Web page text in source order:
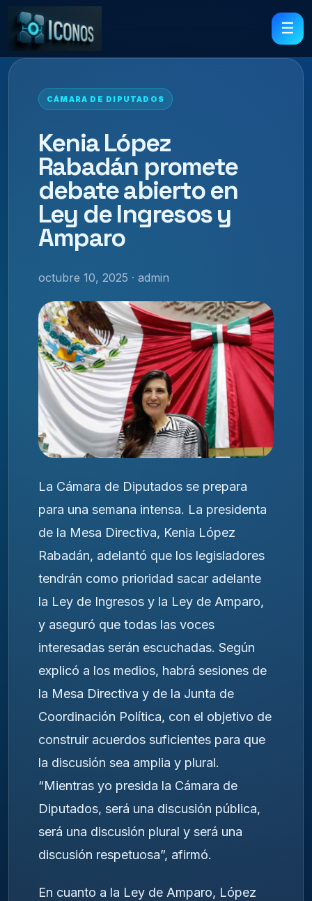
☰
CÁMARA DE DIPUTADOS
Kenia López
Rabadán promete
debate abierto en
Ley de Ingresos y
Amparo
octubre 10, 2025 · admin
La Cámara de Diputados se prepara
para una semana intensa. La presidenta
de la Mesa Directiva, Kenia López
Rabadán, adelantó que los legisladores
tendrán como prioridad sacar adelante
la Ley de Ingresos y la Ley de Amparo,
y aseguró que todas las voces
interesadas serán escuchadas. Según
explicó a los medios, habrá sesiones de
la Mesa Directiva y de la Junta de
Coordinación Política, con el objetivo de
construir acuerdos suficientes para que
la discusión sea amplia y plural.
“Mientras yo presida la Cámara de
Diputados, será una discusión pública,
será una discusión plural y será una
discusión respetuosa”, afirmó.
En cuanto a la Ley de Amparo, López